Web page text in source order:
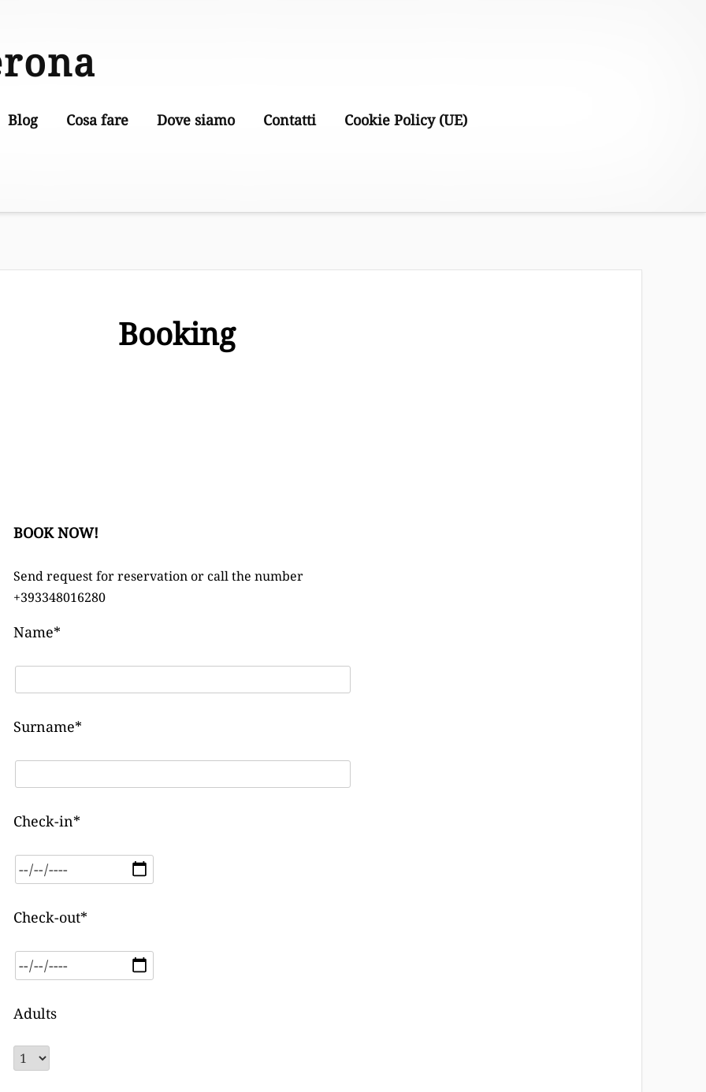
Blog Cosa fare Dove siamo Contatti Cookie Policy (UE)
Booking
BOOK NOW!
Send request for reservation or call the number
+393348016280
Name*
Surname*
Check-in*
Check-out*
Adults